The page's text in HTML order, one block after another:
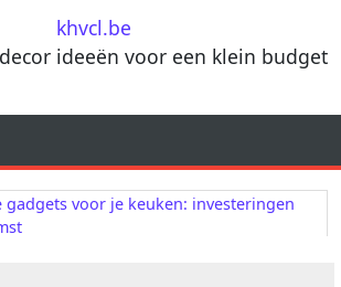
khvcl.be
ideeën voor een klein budget
gadgets voor je keuken: investeringen